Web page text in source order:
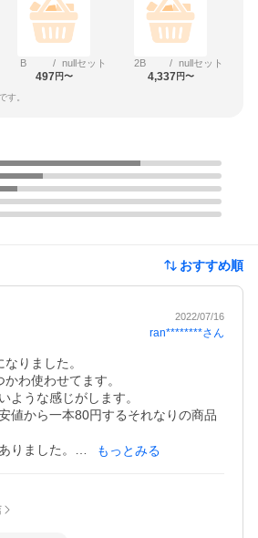
B / nullセット
497円〜
2B / nullセット
4,337円〜
す。
おすすめ順
2022/07/16
ran********さん
りました。
わ使わせてます。
ような感じがします。
値から一本80円するそれなりの商品
りました。
角、消費が早い！！
スパが良いです。
もっとみる